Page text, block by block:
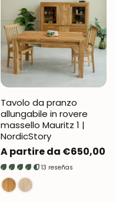
Tavolo da pranzo
allungabile in rovere
massello Mauritz 1 |
NordicStory
Prezzo
normale
A partire da €650,00
13 reseñas